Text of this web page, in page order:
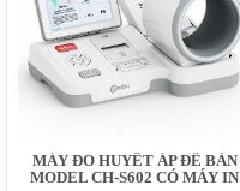
MÁY ĐO HUYẾT ÁP ĐỂ BÀN
MODEL CH-S602 CÓ MÁY IN